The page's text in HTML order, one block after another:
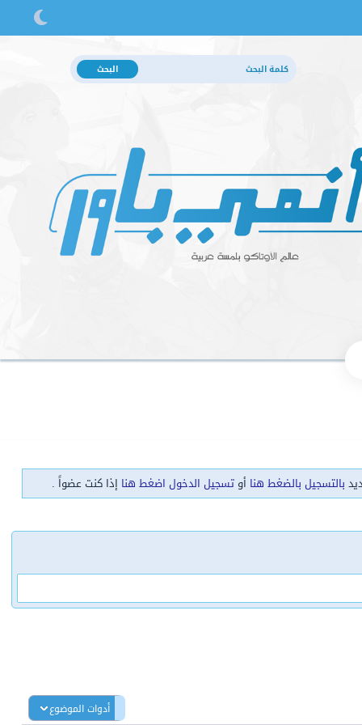
بالتسجيل بالضغط هنا أوتسجيل الدخول اضغط هنا إذا كنت عضواً .
أدوات الموضوع